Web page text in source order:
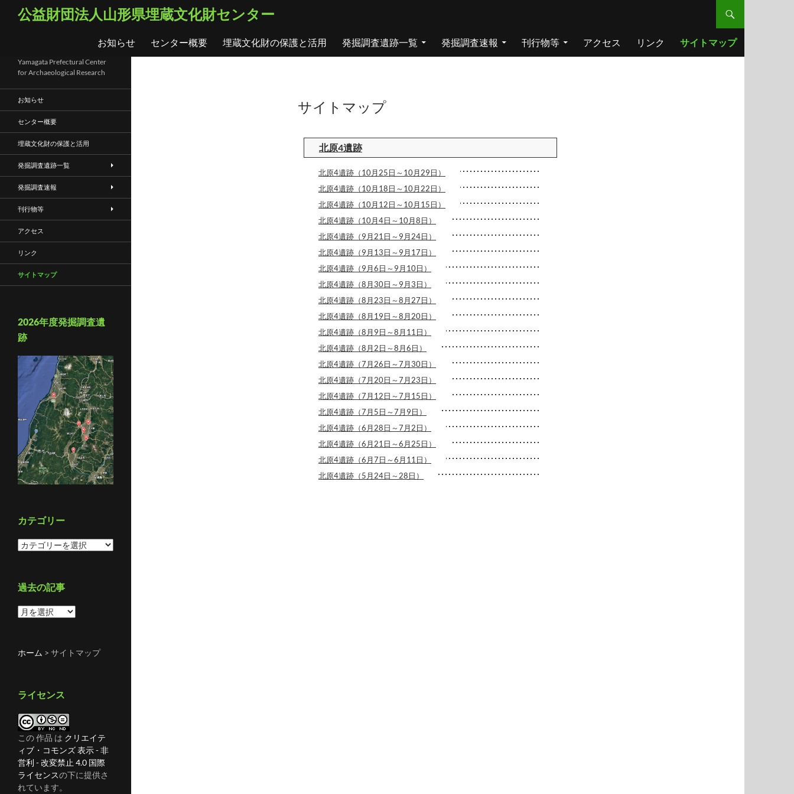
ス
プ
公益財団法人山形県埋蔵文化財センター
お知らせ
センター概要 埋蔵文化財の保護と活用 発掘調査遺跡一覧 発掘調査速報 刊行物等 アクセス リンク サイトマップ
サイトマップ
北原4遺跡
北原4遺跡（10月25日～10月29日）
北原4遺跡（10月18日～10月22日）
北原4遺跡（10月12日～10月15日）
北原4遺跡（10月4日～10月8日）
北原4遺跡（9月21日～9月24日）
北原4遺跡（9月13日～9月17日）
北原4遺跡（9月6日～9月10日）
北原4遺跡（8月30日～9月3日）
北原4遺跡（8月23日～8月27日）
北原4遺跡（8月19日～8月20日）
北原4遺跡（8月9日～8月11日）
北原4遺跡（8月2日～8月6日）
北原4遺跡（7月26日～7月30日）
北原4遺跡（7月20日～7月23日）
北原4遺跡（7月12日～7月15日）
北原4遺跡（7月5日～7月9日）
北原4遺跡（6月28日～7月2日）
北原4遺跡（6月21日～6月25日）
北原4遺跡（6月7日～6月11日）
北原4遺跡（5月24日～28日）
Yamagata Prefectural Center
for Archaeological Research
お知らせ
センター概要
埋蔵文化財の保護と活用
発掘調査遺跡一覧
発掘調査速報
刊行物等
アクセス
リンク
サイトマップ
2026年度発掘調査遺
跡
カテゴリー
カ
リ
ー
過去の記事
過
記
ホーム > サイトマップ
ライセンス
この 作品 は クリエイテ
ィブ・コモンズ 表示 - 非
営利 - 改変禁止 4.0 国際
ライセンスの下に提供さ
れています。